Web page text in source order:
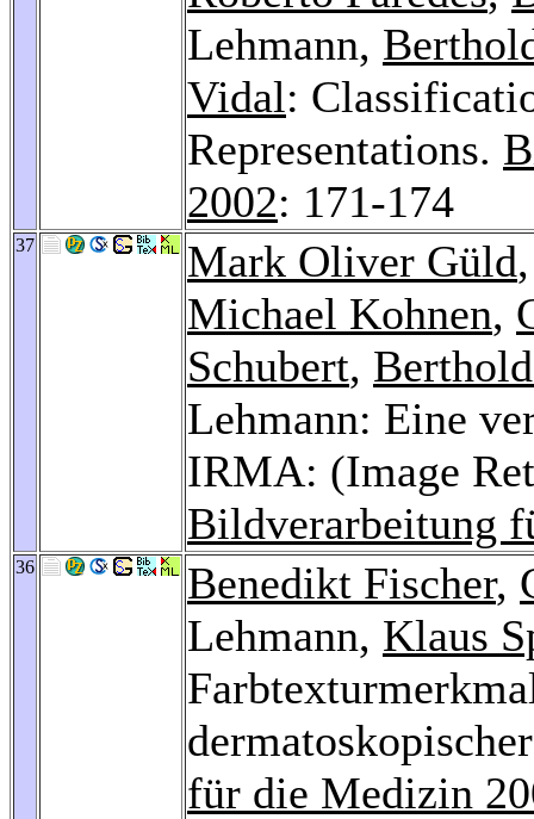
Lehmann,
Vidal:
Representations.
2002: 171-174
37 Mark Oliver Güld
Michael Kohnen,
Schubert,
Lehmann: Eine
IRMA: (Image
Bildverarbeitung
36 Benedikt Fischer,
Lehmann, Klaus
für die Medizin